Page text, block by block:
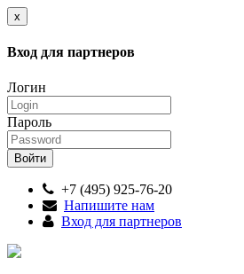
x
Вход для партнеров
Логин
Пароль
+7 (495) 925-76-20
Напишите нам
Вход для партнеров